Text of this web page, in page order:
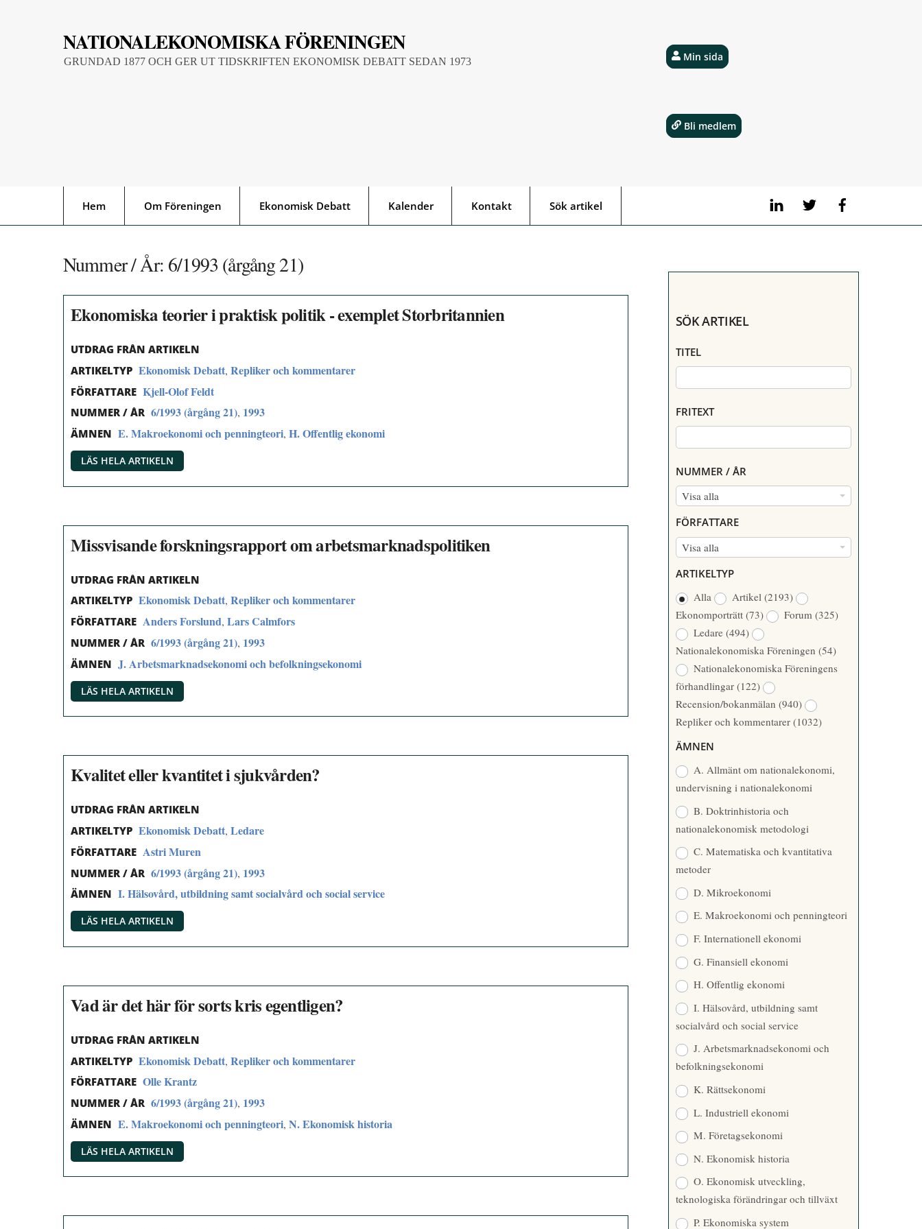
NATIONALEKONOMISKA FÖRENINGEN
GRUNDAD 1877 OCH GER UT TIDSKRIFTEN EKONOMISK DEBATT SEDAN 1973
LinkedIn Twitter
Hem Om Föreningen Ekonomisk Debatt Kalender Kontakt Sök artikel
Min sida
Bli medlem
Nummer / År: 6/1993 (årgång 21)
Ekonomiska teorier i praktisk politik - exemplet Storbritannien
UTDRAG FRÅN ARTIKELN
ARTIKELTYP Ekonomisk Debatt, Repliker och kommentarer
FÖRFATTARE Kjell-Olof Feldt
NUMMER / ÅR 6/1993 (årgång 21), 1993
ÄMNEN E. Makroekonomi och penningteori, H. Offentlig ekonomi
LÄS HELA ARTIKELN
Missvisande forskningsrapport om arbetsmarknadspolitiken
UTDRAG FRÅN ARTIKELN
ARTIKELTYP Ekonomisk Debatt, Repliker och kommentarer
FÖRFATTARE Anders Forslund, Lars Calmfors
NUMMER / ÅR 6/1993 (årgång 21), 1993
ÄMNEN J. Arbetsmarknadsekonomi och befolkningsekonomi
LÄS HELA ARTIKELN
Kvalitet eller kvantitet i sjukvården?
UTDRAG FRÅN ARTIKELN
ARTIKELTYP Ekonomisk Debatt, Ledare
FÖRFATTARE Astri Muren
NUMMER / ÅR 6/1993 (årgång 21), 1993
ÄMNEN I. Hälsovård, utbildning samt socialvård och social service
LÄS HELA ARTIKELN
Vad är det här för sorts kris egentligen?
UTDRAG FRÅN ARTIKELN
ARTIKELTYP Ekonomisk Debatt, Repliker och kommentarer
FÖRFATTARE Olle Krantz
NUMMER / ÅR 6/1993 (årgång 21), 1993
ÄMNEN E. Makroekonomi och penningteori, N. Ekonomisk historia
LÄS HELA ARTIKELN
SÖK ARTIKEL
TITEL
FRITEXT
NUMMER / ÅR
Visa alla
N
M
M
/
Å
R
FÖRFATTARE
Visa alla
R
F
A
T
T
A
R
E
ARTIKELTYP
Alla
Artikel (2193)
Ekonomporträtt (73) Forum (325)
Ledare (494)
Nationalekonomiska Föreningen (54)
Nationalekonomiska Föreningens
förhandlingar (122)
Recension/bokanmälan (940)
Repliker och kommentarer (1032)
ÄMNEN
A. Allmänt om nationalekonomi,
undervisning i nationalekonomi
B. Doktrinhistoria och
nationalekonomisk metodologi
C. Matematiska och kvantitativa
metoder
D. Mikroekonomi
E. Makroekonomi och penningteori
F. Internationell ekonomi
G. Finansiell ekonomi
H. Offentlig ekonomi
I. Hälsovård, utbildning samt
socialvård och social service
J. Arbetsmarknadsekonomi och
befolkningsekonomi
K. Rättsekonomi
L. Industriell ekonomi
M. Företagsekonomi
N. Ekonomisk historia
O. Ekonomisk utveckling,
teknologiska förändringar och tillväxt
P. Ekonomiska system